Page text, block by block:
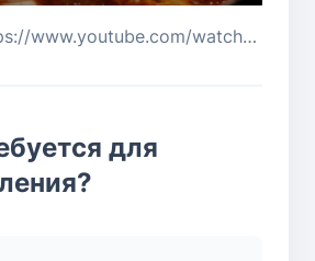
Источник: https://www.youtube.com/watch?v=sQ3OQTbMq5Q
для